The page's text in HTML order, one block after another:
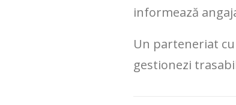
informează
Un parteneriat
gestionezi